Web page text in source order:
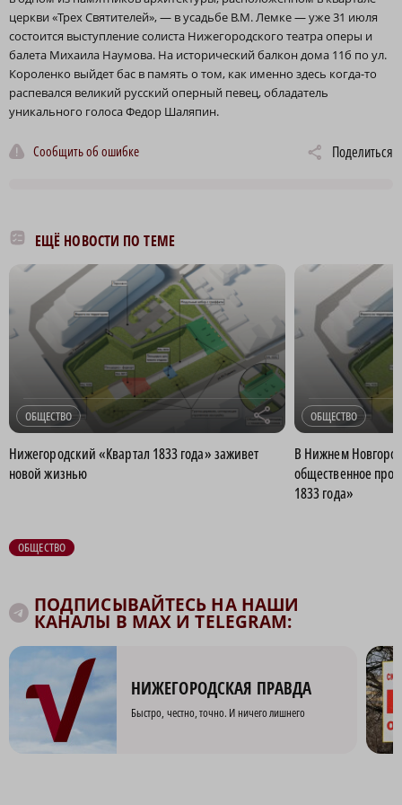
церкви «Трех Святителей», — в усадьбе В.М. Лемке — уже 31 июля
состоится выступление солиста Нижегородского театра оперы и
балета Михаила Наумова. На исторический балкон дома 11б по ул.
Короленко выйдет бас в память о том, как именно здесь когда-то
распевался великий русский оперный певец, обладатель
уникального голоса Федор Шаляпин.
Сообщить об ошибке Поделиться
ЕЩЁ НОВОСТИ ПО ТЕМЕ
ОБЩЕСТВО r
Нижегородский «Квартал 1833 года» заживет
новой жизнью
ОБЩЕСТВО
В Нижнем
общественное
1833 года»
ОБЩЕСТВО
ПОДПИСЫВАЙТЕСЬ НА НАШИ
КАНАЛЫ В MAX И TELEGRAM:
НИЖЕГОРОДСКАЯ ПРАВДА
Быстро, честно, точно. И ничего лишнего